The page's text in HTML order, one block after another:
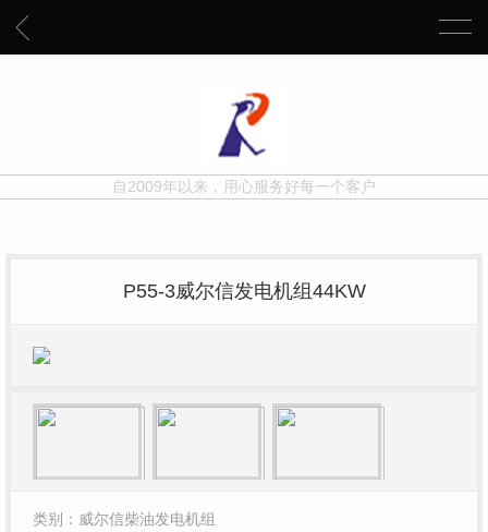
自2009年以来，用心服务好每一个客户
P55-3威尔信发电机组44KW
类别：威尔信柴油发电机组